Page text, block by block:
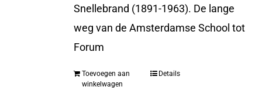
Snellebrand (1891-1963). De lange
weg van de Amsterdamse School tot
Forum
Toevoegen aan
winkelwagen
Details